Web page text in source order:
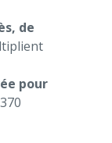
de
pour